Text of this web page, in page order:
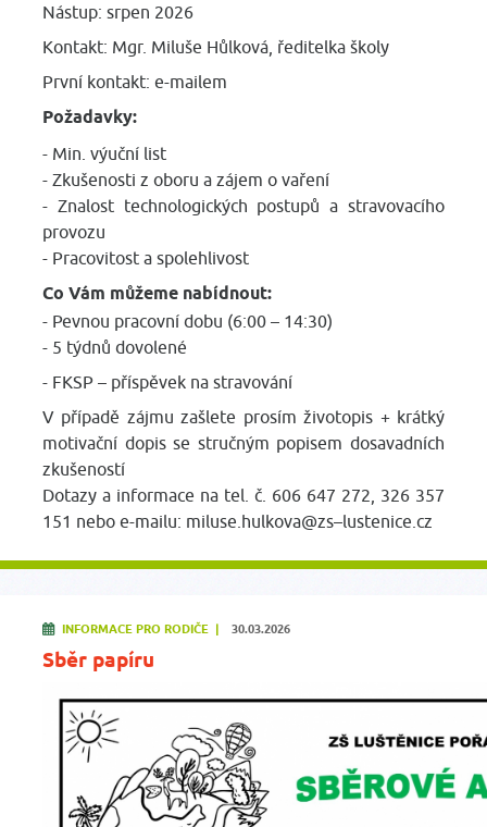
Nástup: srpen 2026
Kontakt: Mgr. Miluše Hůlková, ředitelka školy
První kontakt: e-mailem
Požadavky:
- Min. výuční list
- Zkušenosti z oboru a zájem o vaření
- Znalost technologických postupů a stravovacího
provozu
- Pracovitost a spolehlivost
Co Vám můžeme nabídnout:
- Pevnou pracovní dobu (6:00 – 14:30)
- 5 týdnů dovolené
- FKSP – příspěvek na stravování
V případě zájmu zašlete prosím životopis + krátký
motivační dopis se stručným popisem dosavadních
zkušeností
Dotazy a informace na tel. č. 606 647 272, 326 357
151 nebo e-mailu: miluse.hulkova@zs–lustenice.cz
INFORMACE PRO RODIČE | 30.03.2026
Sběr papíru